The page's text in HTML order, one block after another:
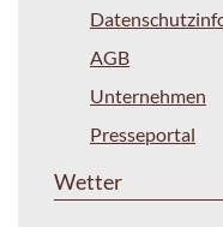
AGB
Unternehmen
Presseportal
Wetter